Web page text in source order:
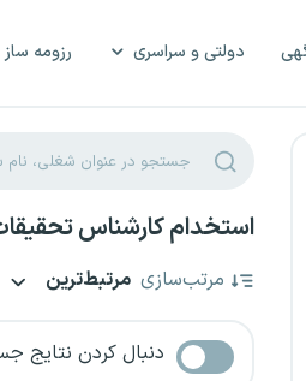
دولتی و سراسری رزومه ساز
استخدام کارشناس
مرتب‌سازی مرتبط‌ترین
دنبال کردن نتایج